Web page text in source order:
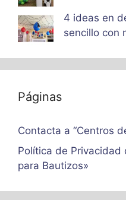
4 ideas en
sencillo con
Páginas
Contacta a “Centros
Política de Privacidad
para Bautizos»